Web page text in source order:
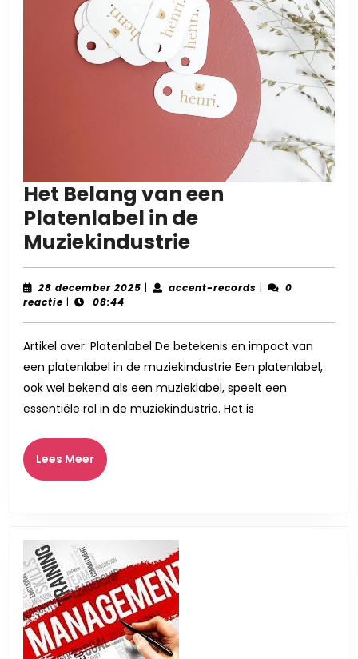
Het Belang van een
Platenlabel in de
MuziekindustrieHet
Belang
van
Platenlabel
in
de
Muziekindustrie
28 december 2025 28
| accent-records accent-
|
0
reactie | 08:44
Artikel over: Platenlabel De betekenis en impact van
een platenlabel in de muziekindustrie Een platenlabel,
ook wel bekend als een muzieklabel, speelt een
essentiële rol in de muziekindustrie. Het is
Lees MeerLees
Meer